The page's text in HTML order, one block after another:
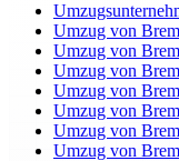
Umzug von
Umzug von
Umzug von
Umzug von
Umzug von
Umzug von
Umzug von